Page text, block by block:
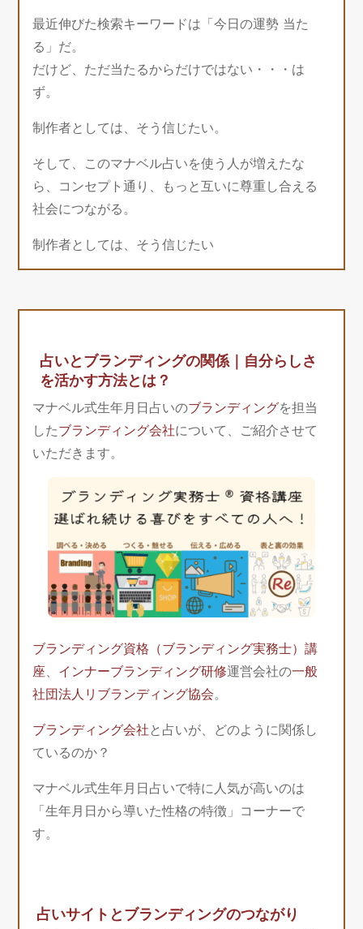
最近伸びた検索キーワードは「今日の運勢 当た
る」だ。
だけど、ただ当たるからだけではない・・・は
ず。
制作者としては、そう信じたい。
そして、このマナベル占いを使う人が増えたな
ら、コンセプト通り、もっと互いに尊重し合える
社会につながる。
制作者としては、そう信じたい
占いとブランディングの関係｜自分らしさ
を活かす方法とは？
マナベル式生年月日占いのブランディングを担当
したブランディング会社について、ご紹介させて
いただきます。
ブランディング資格（ブランディング実務士）講
座、 インナーブランディング研修運営会社の一般
社団法人リブランディング協会。
ブランディング会社 と占いが、どのように関係し
ているのか？
マナベル式生年月日占いで特に人気が高いのは
「生年月日から導いた性格の特徴」コーナーで
す。
占いサイトとブランディングのつながり